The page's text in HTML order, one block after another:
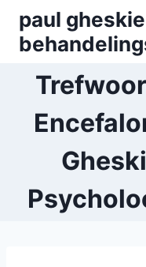
content
paul